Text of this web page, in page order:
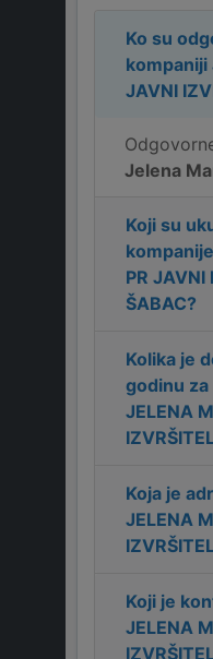
Ko su
kompaniji
JAVNI
Jelena
Koji su
kompanije
PR JAVNI
ŠABAC?
Kolika je
godinu
JELENA
Koja je
JELENA
Koji je
JELENA